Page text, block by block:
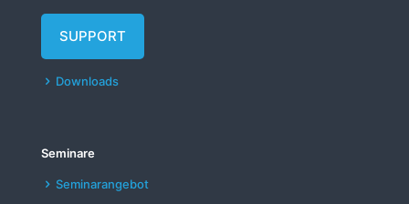
SUPPORT
Downloads
Seminare
Seminarangebot